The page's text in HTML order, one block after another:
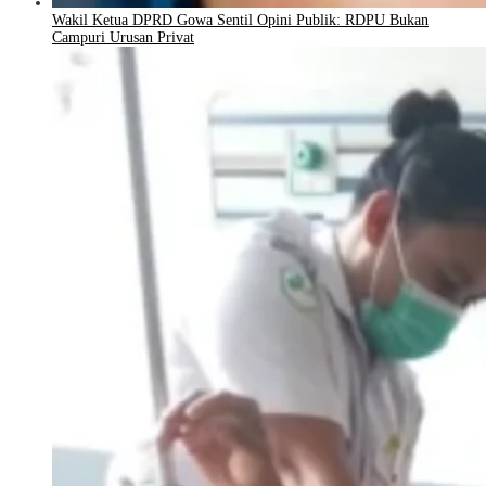
Wakil Ketua DPRD Gowa Sentil Opini Publik: RDPU Bukan
Campuri Urusan Privat